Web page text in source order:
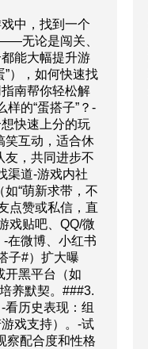
中，找到一个
无论是闯关、
能大幅提升游
”），如何快速找
南帮你轻松解
的“蛋搭子”？-
快速上分的玩
笑互动，适合休
友，共同进步不
渠道-游戏内社
“萌新求带，不
点赞或私信，直
戏贴吧、QQ/微
-在微博、小红书
子#）扩大曝
开黑平台（如
养默契。###3.
历史表现：组
戏支持）。-试
察配合度和性格